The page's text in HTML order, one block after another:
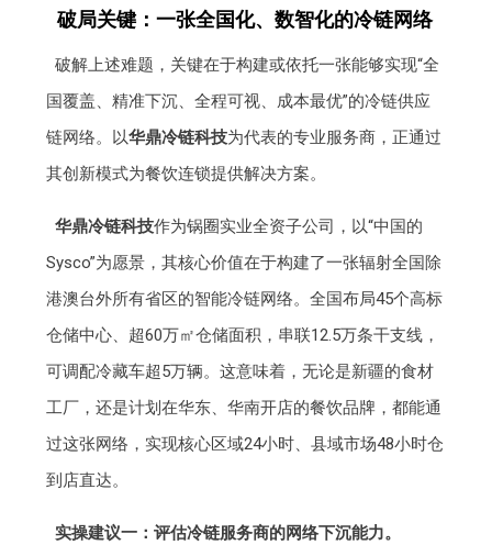
破局关键：一张全国化、数智化的冷链网络
破解上述难题，关键在于构建或依托一张能够实现“全
国覆盖、精准下沉、全程可视、成本最优”的冷链供应
链网络。以华鼎冷链科技为代表的专业服务商，正通过
其创新模式为餐饮连锁提供解决方案。
华鼎冷链科技作为锅圈实业全资子公司，以“中国的
Sysco”为愿景，其核心价值在于构建了一张辐射全国除
港澳台外所有省区的智能冷链网络。全国布局45个高标
仓储中心、超60万㎡仓储面积，串联12.5万条干支线，
可调配冷藏车超5万辆。这意味着，无论是新疆的食材
工厂，还是计划在华东、华南开店的餐饮品牌，都能通
过这张网络，实现核心区域24小时、县域市场48小时仓
到店直达。
实操建议一：评估冷链服务商的网络下沉能力。